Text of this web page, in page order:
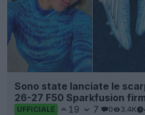
Sono state lanciate le
26-27 F50 Sparkfusion
UFFICIALE 19 7 0 3.4K